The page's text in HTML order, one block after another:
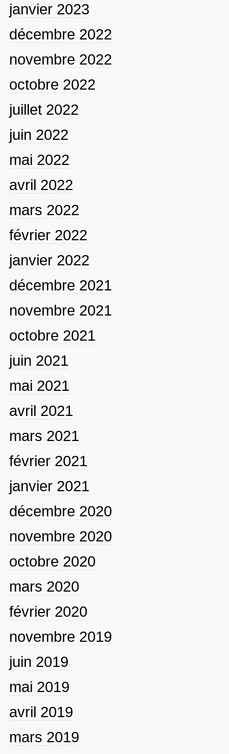
janvier 2023
décembre 2022
novembre 2022
octobre 2022
juillet 2022
juin 2022
mai 2022
avril 2022
mars 2022
février 2022
janvier 2022
décembre 2021
novembre 2021
octobre 2021
juin 2021
mai 2021
avril 2021
mars 2021
février 2021
janvier 2021
décembre 2020
novembre 2020
octobre 2020
mars 2020
février 2020
novembre 2019
juin 2019
mai 2019
avril 2019
mars 2019